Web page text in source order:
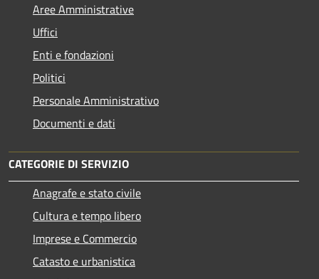
Aree Amministrative
Uffici
Enti e fondazioni
Politici
Personale Amministrativo
Documenti e dati
CATEGORIE DI SERVIZIO
Anagrafe e stato civile
Cultura e tempo libero
Imprese e Commercio
Catasto e urbanistica